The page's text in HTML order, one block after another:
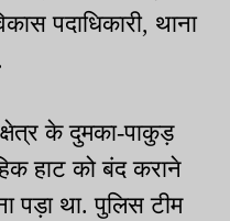
पदाधिकारी, थाना
के दुमका-पाकुड़
हाट को बंद कराने
पड़ा था. पुलिस टीम